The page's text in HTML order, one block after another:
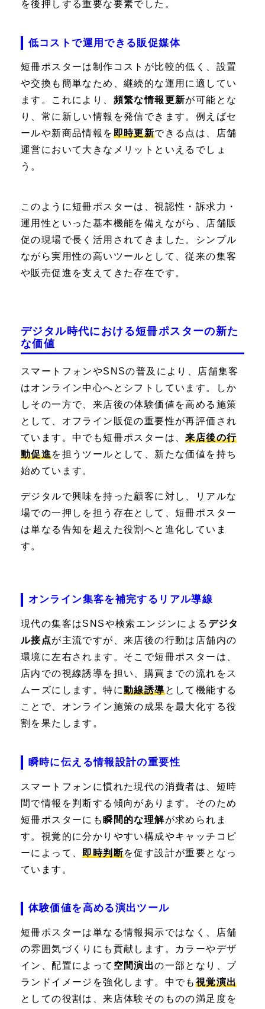
を後押しする重要な要素でした。
低コストで運用できる販促媒体
短冊ポスターは制作コストが比較的低く、設置
や交換も簡単なため、継続的な運用に適してい
ます。これにより、 頻繁な情報更新が可能とな
り、常に新しい情報を発信できます。例えばセ
ールや新商品情報を即時更新できる点は、店舗
運営において大きなメリットといえるでしょ
う。
このように短冊ポスターは、視認性・訴求力・
運用性といった基本機能を備えながら、店舗販
促の現場で長く活用されてきました。シンプル
ながら実用性の高いツールとして、従来の集客
や販売促進を支えてきた存在です。
デジタル時代における短冊ポスターの新た
な価値
スマートフォンやSNSの普及により、店舗集客
はオンライン中心へとシフトしています。しか
しその一方で、来店後の体験価値を高める施策
として、オフライン販促の重要性が再評価され
ています。中でも短冊ポスターは、来店後の行
動促進を担うツールとして、新たな価値を持ち
始めています。
デジタルで興味を持った顧客に対し、リアルな
場での一押しを担う存在として、短冊ポスター
は単なる告知を超えた役割へと進化していま
す。
オンライン集客を補完するリアル導線
現代の集客はSNSや検索エンジンによる デジタ
ル接点が主流ですが、来店後の行動は店舗内の
環境に左右されます。そこで短冊ポスターは、
店内での視線誘導を担い、購買までの流れをス
ムーズにします。特に動線誘導として機能する
ことで、オンライン施策の成果を最大化する役
割を果たします。
瞬時に伝える情報設計の重要性
スマートフォンに慣れた現代の消費者は、短時
間で情報を判断する傾向があります。そのため
短冊ポスターにも瞬間的な理解が求められま
す。視覚的に分かりやすい構成やキャッチコピ
ーによって、即時判断を促す設計が重要となっ
ています。
体験価値を高める演出ツール
短冊ポスターは単なる情報掲示ではなく、店舗
の雰囲気づくりにも貢献します。カラーやデザ
イン、配置によって 空間演出の一部となり、ブ
ランドイメージを強化します。中でも 視覚演出
としての役割は、来店体験そのものの満足度を